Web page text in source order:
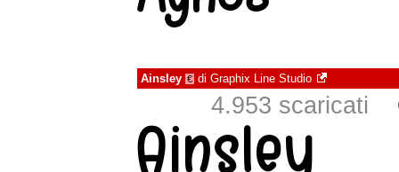
Ainsley € di Graphix Line Studio
4.953 scaricati